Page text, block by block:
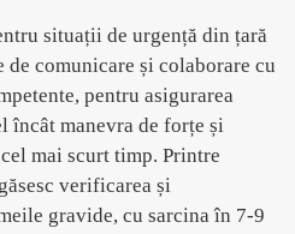
situații de urgență din țară
comunicare și colaborare cu
pentru asigurarea
încât manevra de forțe și
mai scurt timp. Printre
verificarea și
gravide, cu sarcina în 7-9